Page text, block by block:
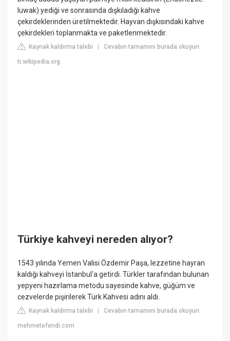
luwak) yediği ve sonrasında dışkıladığı kahve
çekirdeklerinden üretilmektedir. Hayvan dışkısındaki kahve
çekirdekleri toplanmakta ve paketlenmektedir.
Kaynak kaldırma talebi |Cevabın tamamını burada okuyun:
tr.wikipedia.org
Türkiye kahveyi nereden alıyor?
1543 yılında Yemen Valisi Özdemir Paşa, lezzetine hayran
kaldığı kahveyi İstanbul'a getirdi. Türkler tarafından bulunan
yepyeni hazırlama metodu sayesinde kahve, güğüm ve
cezvelerde pişirilerek Türk Kahvesi adını aldı.
Kaynak kaldırma talebi |Cevabın tamamını burada okuyun:
mehmetefendi.com